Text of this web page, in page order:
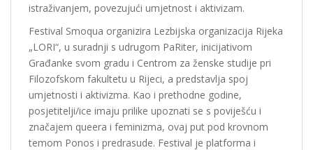
istraživanjem, povezujući umjetnost i aktivizam.
Festival Smoqua organizira Lezbijska organizacija Rijeka
„LORI“, u suradnji s udrugom PaRiter, inicijativom
Građanke svom gradu i Centrom za ženske studije pri
Filozofskom fakultetu u Rijeci, a predstavlja spoj
umjetnosti i aktivizma. Kao i prethodne godine,
posjetitelji/ice imaju prilike upoznati se s poviješću i
značajem queera i feminizma, ovaj put pod krovnom
temom Ponos i predrasude. Festival je platforma i